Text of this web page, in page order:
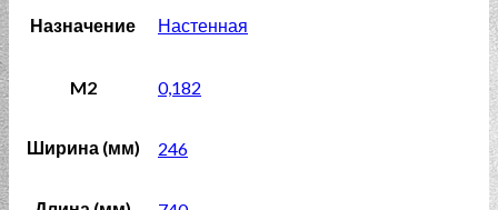
Назначение Настенная
M2 0,182
Ширина (мм) 246